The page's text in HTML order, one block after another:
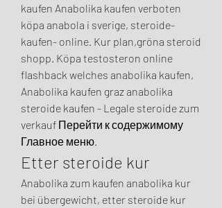
kaufen Anabolika kaufen verboten
köpa anabola i sverige, steroide-
kaufen- online. Kur plan,gröna steroid
shopp. Köpa testosteron online
flashback welches anabolika kaufen,
Anabolika kaufen graz anabolika
steroide kaufen - Legale steroide zum
verkauf Перейти к содержимому
Главное меню.
Etter steroide kur
Anabolika zum kaufen anabolika kur
bei übergewicht, etter steroide kur